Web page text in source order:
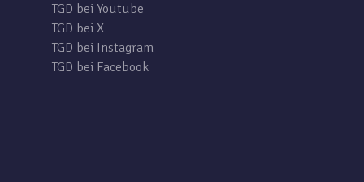
TGD bei Youtube
TGD bei X
TGD bei Instagram
TGD bei Facebook